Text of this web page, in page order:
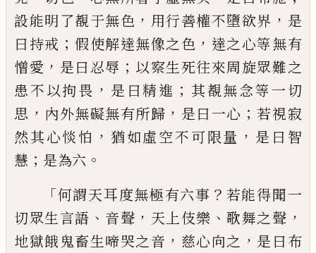
設能明了覩于無色 ， 用行善權不墮欲界 ， 是
曰持戒 ； 假使解達無像之色 ， 達之心等無有
憎愛 ， 是曰忍辱 ； 以察生死往來周旋眾難之
患不以拘畏 ， 是曰精進 ； 其覩無念等 一切
思 ， 內外無礙無有所歸 ， 是曰一心 ； 若視寂
然其心惔怕 ， 猶如虛空不可限量 ， 是曰智
慧 ； 是為六 。
「何謂天耳度無極有六事 ？ 若能得聞一
切眾生言語 、 音聲 ， 天上伎樂 、歌舞之聲 ，
地獄餓 鬼畜生啼哭之音 ， 慈心向之 ， 是曰布